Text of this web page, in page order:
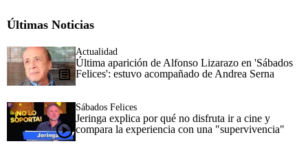
Últimas Noticias
Actualidad
Última aparición de Alfonso Lizarazo en 'Sábados
Felices': estuvo acompañado de Andrea Serna
Sábados Felices
Jeringa explica por qué no disfruta ir a cine y
compara la experiencia con una "supervivencia"